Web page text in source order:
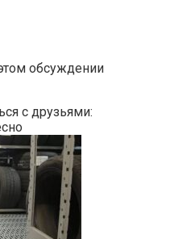
обсуждении
с друзьями: